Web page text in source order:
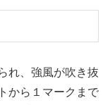
れ、強風が吹き抜
から１マークまで